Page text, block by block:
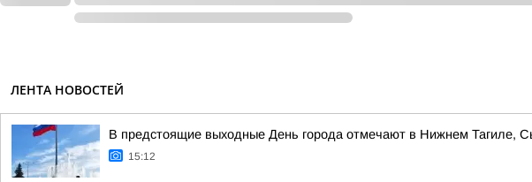
ЛЕНТА НОВОСТЕЙ
В предстоящие выходные День города отмечают в Нижнем Тагиле,
15:12